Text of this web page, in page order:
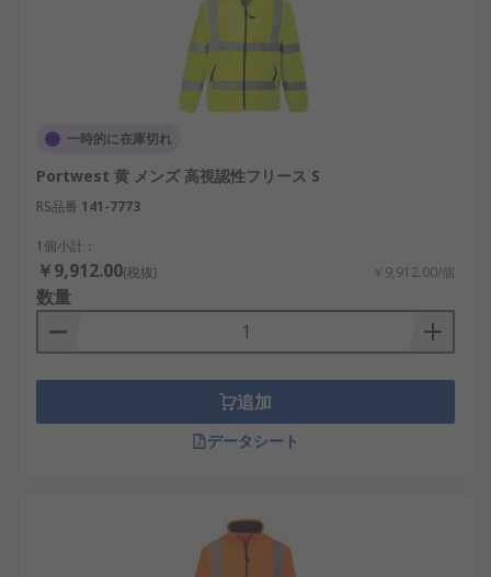
一時的に在庫切れ
Portwest 黄 メンズ 高視認性フリース S
RS品番 141-7773
1個小計：
￥9,912.00(税抜) ￥9,912.00/個
数量
追加
データシート